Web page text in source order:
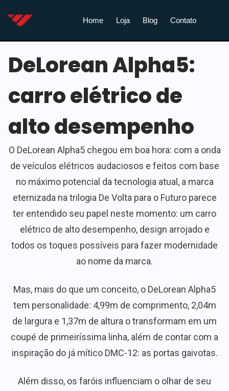
Home Loja Blog Contato
DeLorean Alpha5:
carro elétrico de
alto desempenho
O DeLorean Alpha5 chegou em boa hora: com a onda
de veículos elétricos audaciosos e feitos com base
no máximo potencial da tecnologia atual, a marca
eternizada na trilogia De Volta para o Futuro parece
ter entendido seu papel neste momento: um carro
elétrico de alto desempenho, design arrojado e
todos os toques possíveis para fazer modernidade
ao nome da marca.
Mas, mais do que um conceito, o DeLorean Alpha5
tem personalidade: 4,99m de comprimento, 2,04m
de largura e 1,37m de altura o transformam em um
coupé de primeiríssima linha, além de contar com a
inspiração do já mítico DMC-12: as portas gaivotas.
Além disso, os faróis influenciam o olhar de seu